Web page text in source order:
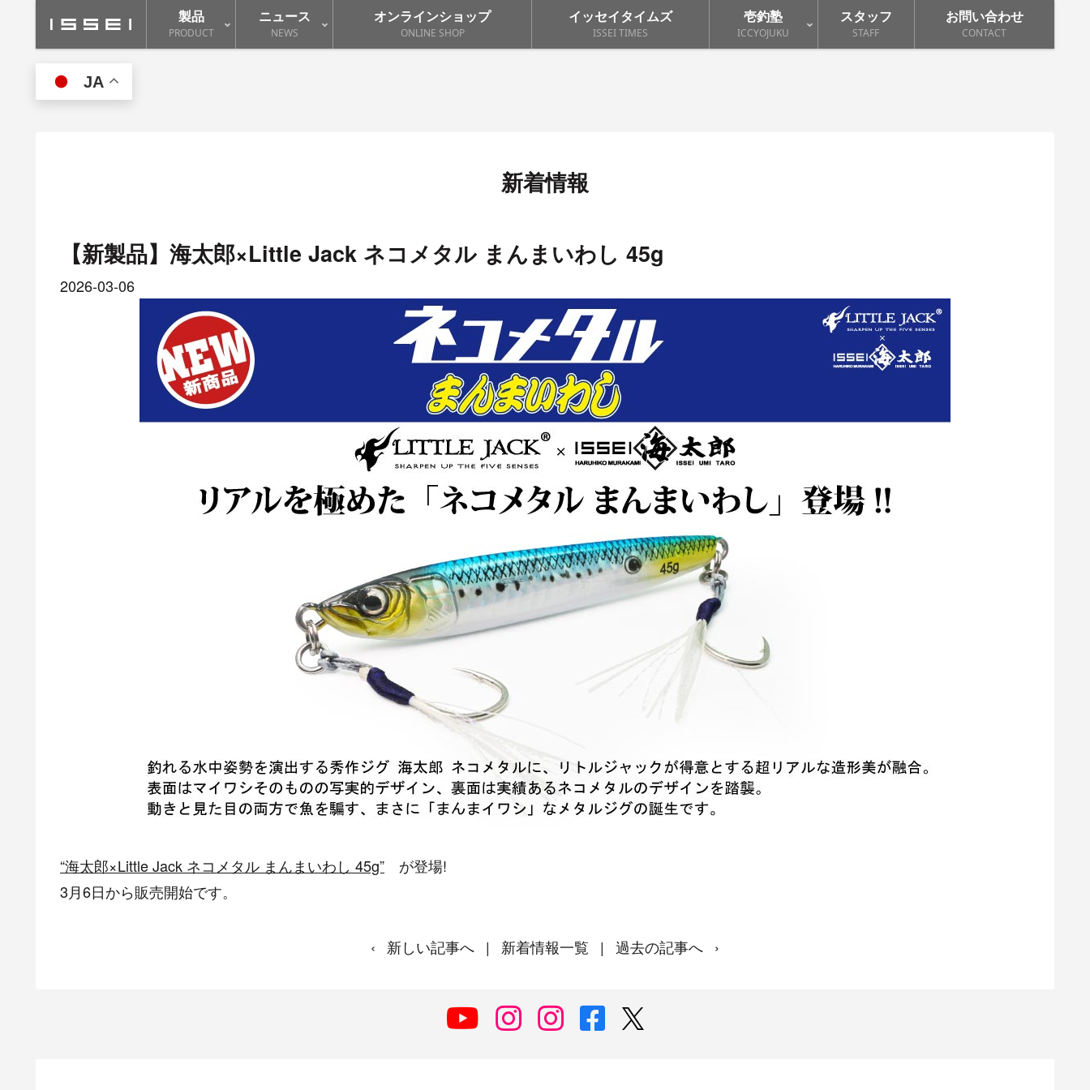
製品
PRODUCT
ニュース
NEWS
オンラインショップ
ONLINE SHOP
イッセイタイムズ
ISSEI TIMES
壱釣塾
ICCYOJUKU
スタッフ
STAFF
お問い合わせ
CONTACT
JA
新着情報
【新製品】海太郎×Little Jack ネコメタル まんまいわし 45g
2026-03-06
“海太郎×Little Jack ネコメタル まんまいわし 45g” が登場!
3月6日から販売開始です。
‹ 新しい記事へ | 新着情報一覧 | 過去の記事へ ›